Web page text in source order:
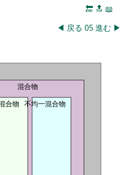
🔚 🔝 📖
◀ 戻る 05進む ▶
混合物
合物 不均一混合物